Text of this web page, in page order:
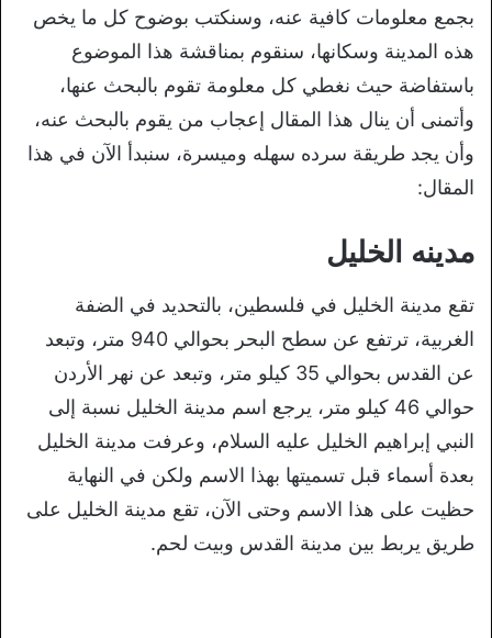
بجمع معلومات كافية عنه، وسنكتب بوضوح كل ما يخص
هذه المدينة وسكانها، سنقوم بمناقشة هذا الموضوع
باستفاضة حيث نغطي كل معلومة تقوم بالبحث عنها،
وأتمنى أن ينال هذا المقال إعجاب من يقوم بالبحث عنه،
وأن يجد طريقة سرده سهله وميسرة، سنبدأ الآن في هذا
المقال:
مدينه الخليل
تقع مدينة الخليل في فلسطين، بالتحديد في الضفة
الغربية، ترتفع عن سطح البحر بحوالي 940 متر، وتبعد
عن القدس بحوالي 35 كيلو متر، وتبعد عن نهر الأردن
حوالي 46 كيلو متر، يرجع اسم مدينة الخليل نسبة إلى
النبي إبراهيم الخليل عليه السلام، وعرفت مدينة الخليل
بعدة أسماء قبل تسميتها بهذا الاسم ولكن في النهاية
حظيت على هذا الاسم وحتى الآن، تقع مدينة الخليل على
طريق يربط بين مدينة القدس وبيت لحم.